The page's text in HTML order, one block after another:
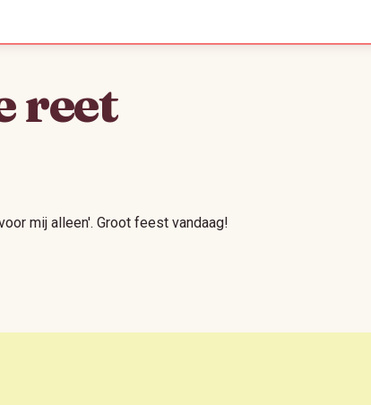
reet
mij alleen'. Groot feest vandaag!